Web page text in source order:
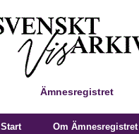
Ämnesregistret
Start Om Ämnesregistret